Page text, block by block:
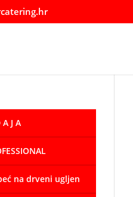
J A
na drveni ugljen